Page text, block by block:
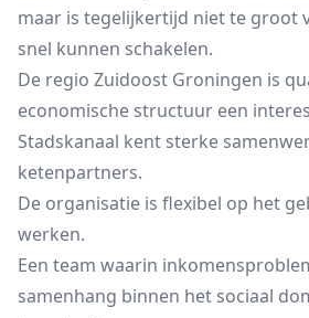
maar is tegelijkertijd niet te groot
snel kunnen schakelen.
De regio Zuidoost Groningen is
economische structuur een
Stadskanaal kent sterke
ketenpartners.
De organisatie is flexibel op het
werken.
Een team waarin
samenhang binnen het sociaal